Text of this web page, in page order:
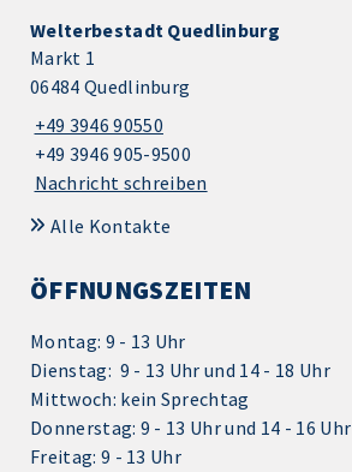
Welterbestadt Quedlinburg
Markt 1
06484 Quedlinburg
+49 3946 90550
+49 3946 905-9500
Nachricht schreiben
Alle Kontakte
ÖFFNUNGSZEITEN
Montag: 9 - 13 Uhr
Dienstag: 9 - 13 Uhr und 14 - 18 Uhr
Mittwoch: kein Sprechtag
Donnerstag: 9 - 13 Uhr und 14 - 16 Uhr
Freitag: 9 - 13 Uhr